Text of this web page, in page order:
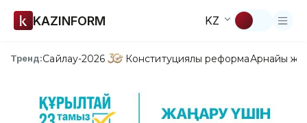
KAZINFORM KZ
Тренд:Сайлау-2026 Конституциялық реформаАрнайы